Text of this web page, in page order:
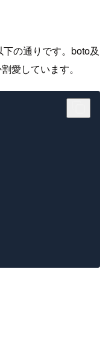
の通りです。boto及
愛しています。